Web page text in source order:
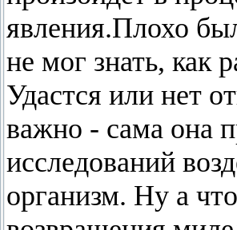
явления.Плохо
не мог знать, как
Удастся или нет
важно - сама она
исследований
организм. Ну а